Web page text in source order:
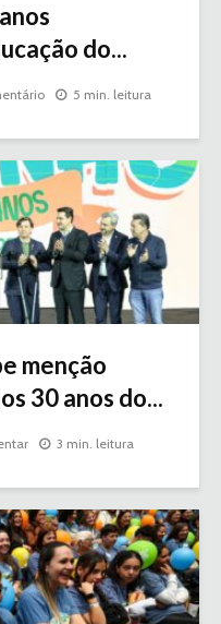
do...
5 min. leitura
menção
30 anos do...
3 min. leitura